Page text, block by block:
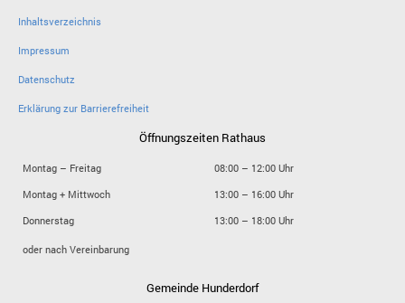
Inhaltsverzeichnis
Impressum
Datenschutz
Erklärung zur Barrierefreiheit
Öffnungszeiten Rathaus
Montag – Freitag
08:00 – 12:00 Uhr
Montag + Mittwoch
13:00 – 16:00 Uhr
Donnerstag
13:00 – 18:00 Uhr
oder nach Vereinbarung
Gemeinde Hunderdorf